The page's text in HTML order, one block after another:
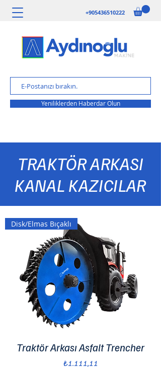
+905436510222
Yeniliklerden Haberdar Olun
TRAKTÖR ARKASI
KANAL KAZICILAR
Disk/Elmas Bıçaklı
Traktör Arkası Asfalt Trencher
Fiyat
₺1.111,11